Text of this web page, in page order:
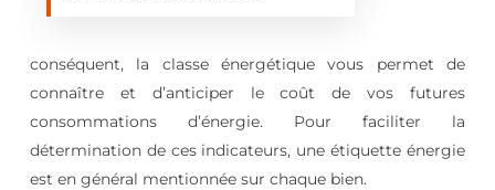
conséquent, la classe énergétique vous permet de
connaître et d’anticiper le coût de vos futures
consommations d’énergie. Pour faciliter la
détermination de ces indicateurs, une étiquette énergie
est en général mentionnée sur chaque bien.